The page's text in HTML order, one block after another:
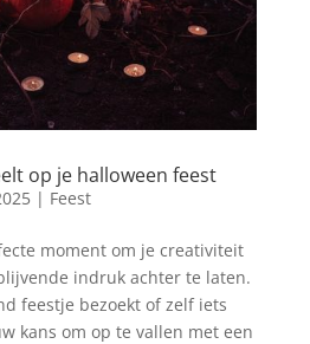
op je halloween feest
| Feest
moment om je creativiteit
indruk achter te laten.
feestje bezoekt of zelf iets
kans om op te vallen met een